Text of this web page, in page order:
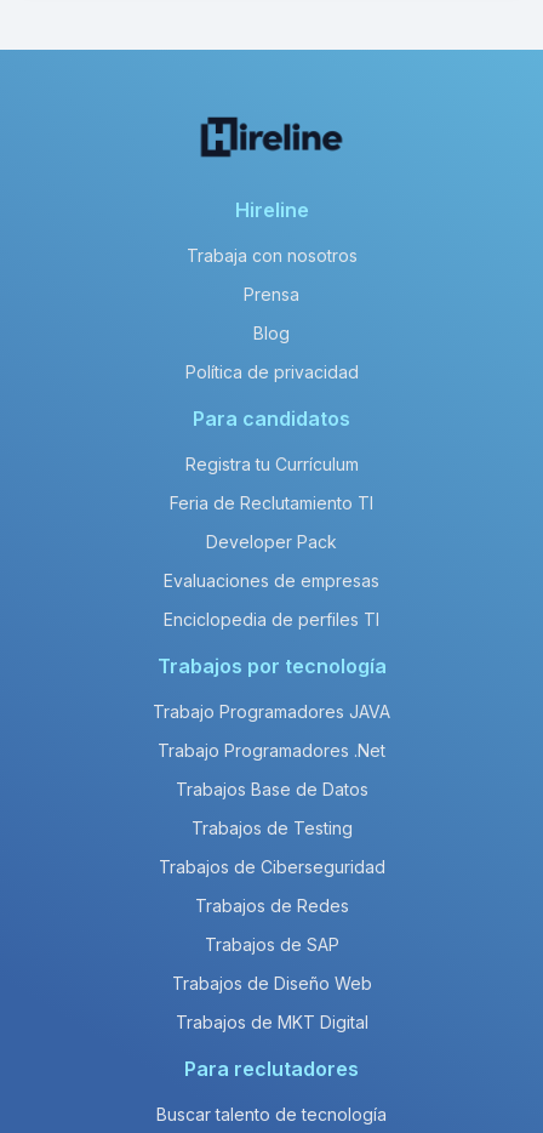
Hireline
Trabaja con nosotros
Prensa
Blog
Política de privacidad
Para candidatos
Registra tu Currículum
Feria de Reclutamiento TI
Developer Pack
Evaluaciones de empresas
Enciclopedia de perfiles TI
Trabajos por tecnología
Trabajo Programadores JAVA
Trabajo Programadores .Net
Trabajos Base de Datos
Trabajos de Testing
Trabajos de Ciberseguridad
Trabajos de Redes
Trabajos de SAP
Trabajos de Diseño Web
Trabajos de MKT Digital
Para reclutadores
Buscar talento de tecnología